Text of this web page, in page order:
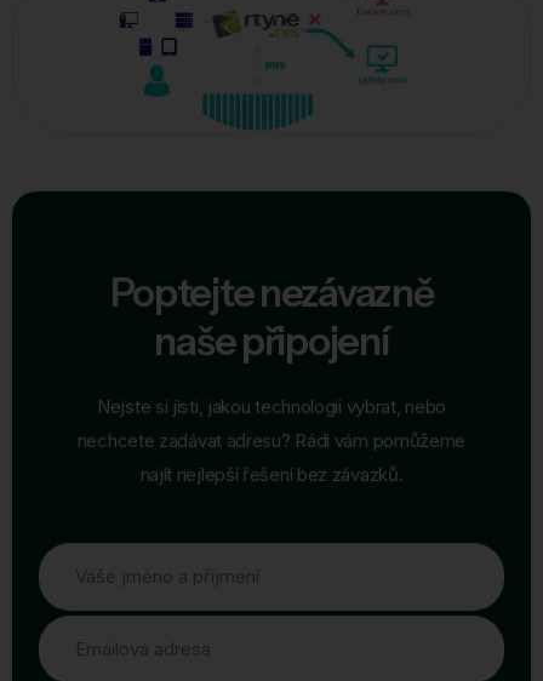
Poptejte nezávazně
naše připojení
Nejste si jisti, jakou technologii vybrat, nebo
nechcete zadávat adresu? Rádi vám pomůžeme
najít nejlepší řešení bez závazků.
Vaše jméno a příjmení
Emailová adresa